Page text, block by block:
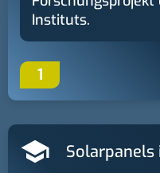
Instituts.
1